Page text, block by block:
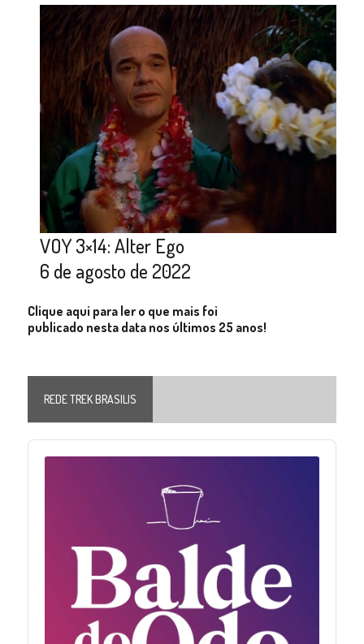
VOY 3×14: Alter Ego
6 de agosto de 2022
Clique aqui para ler o que mais foi
publicado nesta data nos últimos 25 anos!
REDE TREK BRASILIS
Audio
Player